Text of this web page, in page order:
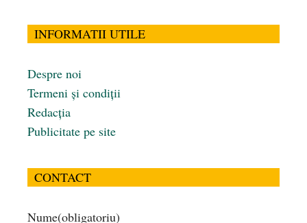
INFORMATII UTILE
Despre noi
Termeni și condiții
Redacția
Publicitate pe site
CONTACT
Nume(obligatoriu)